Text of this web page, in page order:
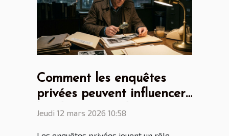
Comment les enquêtes
privées peuvent influencer
les décisions judiciaires ?
Jeudi 12 mars 2026 10:58